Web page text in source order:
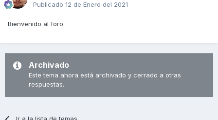
Publicado 12 de Enero del 2021
Bienvenido al foro.
Archivado
Este tema ahora está archivado y cerrado a otras
respuestas.